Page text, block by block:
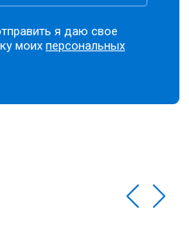
я даю свое
моихперсональных